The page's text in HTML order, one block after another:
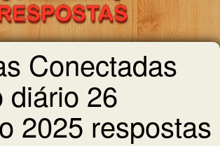
Conectadas
diário 26
2025 respostas